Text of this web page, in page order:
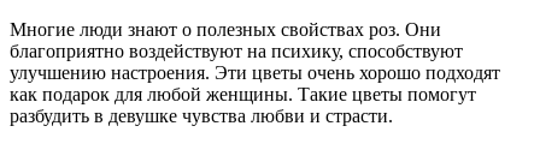
Многие люди знают о полезных свойствах роз. Они
благоприятно воздействуют на психику, способствуют
улучшению настроения. Эти цветы очень хорошо подходят
как подарок для любой женщины. Такие цветы помогут
разбудить в девушке чувства любви и страсти.